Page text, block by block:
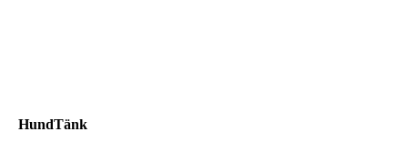
HundTänk